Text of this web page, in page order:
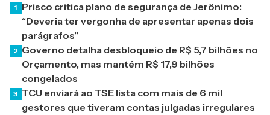
1 Prisco critica plano de segurança de Jerônimo:
“Deveria ter vergonha de apresentar apenas dois
parágrafos”
2 Governo detalha desbloqueio de R$ 5,7 bilhões no
Orçamento, mas mantém R$ 17,9 bilhões
congelados
3 TCU enviará ao TSE lista com mais de 6 mil
gestores que tiveram contas julgadas irregulares